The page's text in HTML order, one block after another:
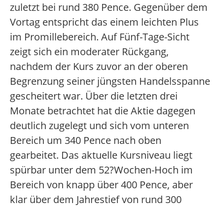
zuletzt bei rund 380 Pence. Gegenüber dem
Vortag entspricht das einem leichten Plus
im Promillebereich. Auf Fünf-Tage-Sicht
zeigt sich ein moderater Rückgang,
nachdem der Kurs zuvor an der oberen
Begrenzung seiner jüngsten Handelsspanne
gescheitert war. Über die letzten drei
Monate betrachtet hat die Aktie dagegen
deutlich zugelegt und sich vom unteren
Bereich um 340 Pence nach oben
gearbeitet. Das aktuelle Kursniveau liegt
spürbar unter dem 52?Wochen-Hoch im
Bereich von knapp über 400 Pence, aber
klar über dem Jahrestief von rund 300